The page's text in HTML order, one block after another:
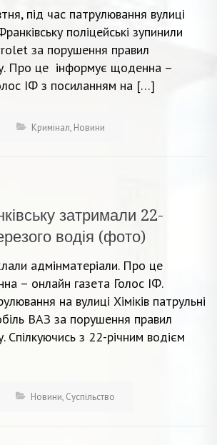
під час патрулювання вулиці
поліцейські зупинили
за порушення правил
Про це інформує щоденна –
ІФ з посиланням на […]
Кримінал, Новини
затримали 22-
водія (фото)
адмінматеріали. Про це
– онлайн газета Голос ІФ.
на вулиці Хіміків патрульні
ВАЗ за порушення правил
Спілкуючись з 22-річним водієм
Новини, Суспільство